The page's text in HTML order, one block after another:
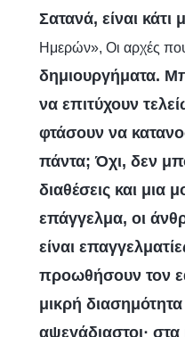
Σατανά, είναι κάτι
Ημερών», Οι αρχές
δημιουργήματα.
να επιτύχουν
φτάσουν να
πάντα; Όχι, δεν
διαθέσεις και μια
επάγγελμα, οι
είναι
προωθήσουν τον
μικρή διασημότητα
αψεγάδιαστοι·